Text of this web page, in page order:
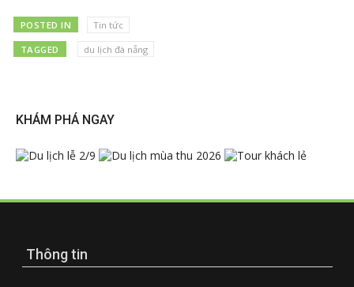
POSTED IN Tin tức
TAGGED du lịch đà nẵng
KHÁM PHÁ NGAY
Thông tin